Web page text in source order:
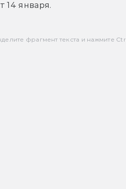
14 января.
фрагмент текста и нажмите